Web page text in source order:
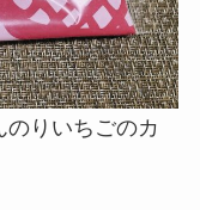
のりいちごのカ